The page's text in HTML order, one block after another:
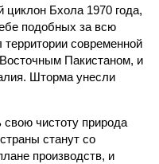
циклон Бхола 1970 года,
подобных за всю
современной
Пакистаном, и
Шторма унесли
чистоту природа
станут со
производств, и